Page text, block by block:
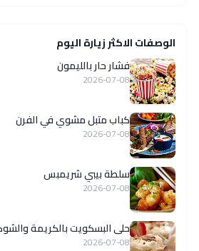
الوصفات الاكثر زيارة اليوم
فشار حار بالليمون
2026-07-08
كباب متبل مشوي في الفرن
2026-07-08
سلطة بيبي شريمبس
2026-07-08
حلى البسكويت بالكريمة
2026-07-08